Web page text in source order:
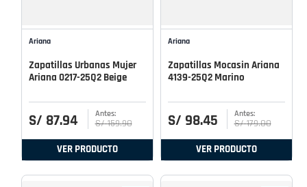
Ariana
Zapatillas Urbanas Mujer
Ariana 0217-25Q2 Beige
S/ 87.94 S/ 159.90
VER PRODUCTO
Ariana
Zapatillas Mocasin Ariana
4139-25Q2 Marino
S/ 98.45 S/ 179.00
VER PRODUCTO